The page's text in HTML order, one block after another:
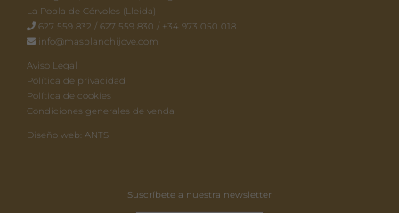
La Pobla de Cérvoles (Lleida)
627 559 832 / 627 559 830 / +34 973 050 018
info@masblanchijove.com
Aviso Legal
Política de privacidad
Política de cookies
Condiciones generales de venda
Diseño web: ANTS
Suscríbete a nuestra newsletter